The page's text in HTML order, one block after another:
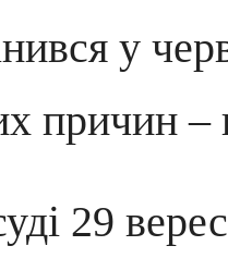
у
причин –
29